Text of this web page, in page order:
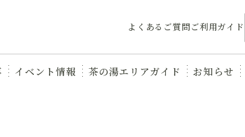
よくあるご質問ご利用ガイド
イベント情報 茶の湯エリアガイド お知らせ